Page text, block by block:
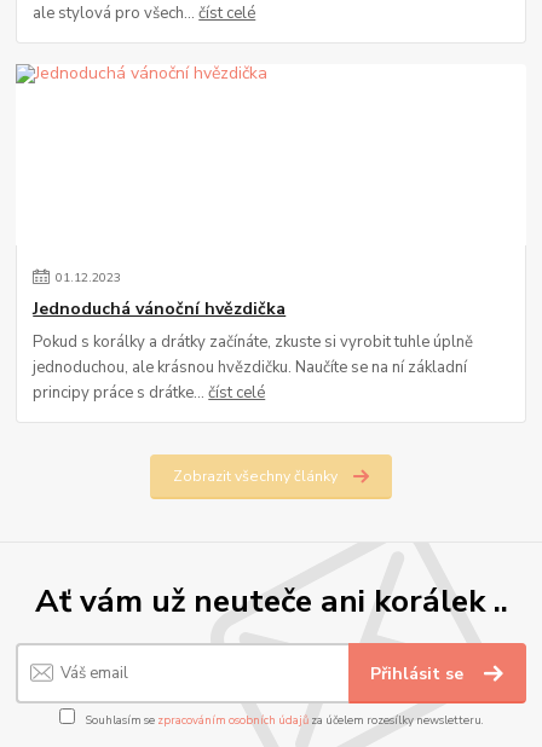
ale stylová pro všech...číst celé
01.12.2023
Jednoduchá vánoční hvězdička
Pokud s korálky a drátky začínáte, zkuste si vyrobit tuhle úplně
jednoduchou, ale krásnou hvězdičku. Naučíte se na ní základní
principy práce s drátke...číst celé
Zobrazit všechny články
Ať vám už neuteče ani korálek ..
Přihlásit se
Souhlasím se zpracováním osobních údajůza účelem rozesílky newsletteru.